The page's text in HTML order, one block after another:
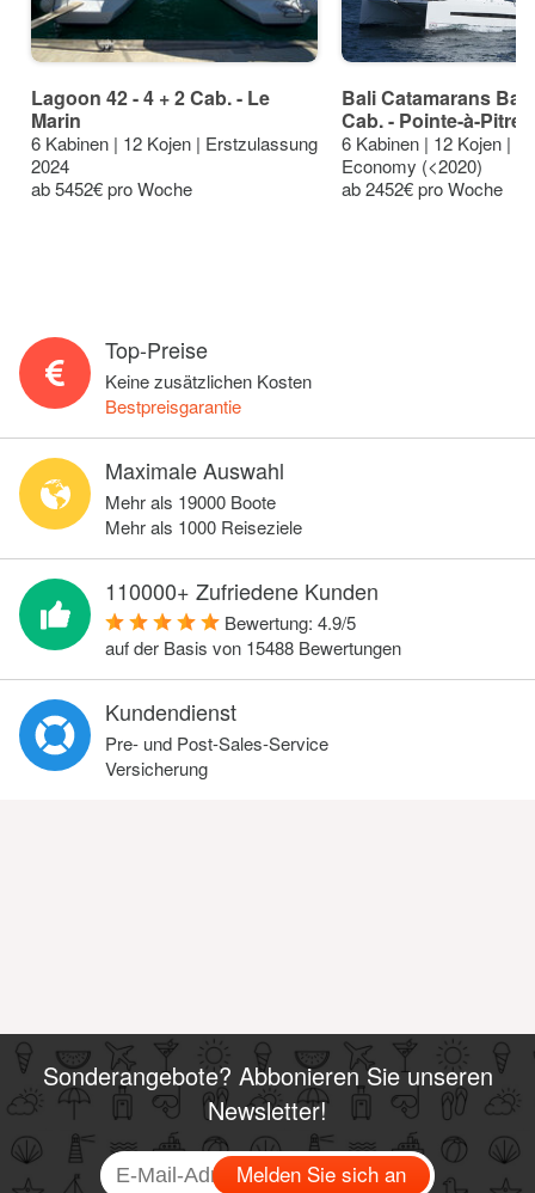
Lagoon 42 - 4 + 2 Cab. - Le
Marin
6 Kabinen | 12 Kojen | Erstzulassung
2024
ab 5452€ pro Woche
Bali Catamarans Bali
Cab. - Pointe-à-Pitre
6 Kabinen | 12 Kojen |
Economy (<2020)
ab 2452€ pro Woche
Top-Preise
Keine zusätzlichen Kosten
Bestpreisgarantie
Maximale Auswahl
Mehr als 19000 Boote
Mehr als 1000 Reiseziele
110000+ Zufriedene Kunden
Bewertung: 4.9/5
auf der Basis von 15488 Bewertungen
Kundendienst
Pre- und Post-Sales-Service
Versicherung
Sonderangebote? Abbonieren Sie unseren
Newsletter!
Melden Sie sich an